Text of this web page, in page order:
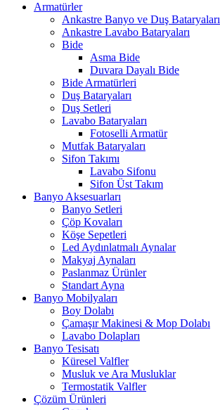
Armatürler
Ankastre Banyo ve Duş Bataryaları
Ankastre Lavabo Bataryaları
Bide
Asma Bide
Duvara Dayalı Bide
Bide Armatürleri
Duş Bataryaları
Duş Setleri
Lavabo Bataryaları
Fotoselli Armatür
Mutfak Bataryaları
Sifon Takımı
Lavabo Sifonu
Sifon Üst Takım
Banyo Aksesuarları
Banyo Setleri
Çöp Kovaları
Köşe Sepetleri
Led Aydınlatmalı Aynalar
Makyaj Aynaları
Paslanmaz Ürünler
Standart Ayna
Banyo Mobilyaları
Boy Dolabı
Çamaşır Makinesi & Mop Dolabı
Lavabo Dolapları
Banyo Tesisatı
Küresel Valfler
Musluk ve Ara Musluklar
Termostatik Valfler
Çözüm Ürünleri